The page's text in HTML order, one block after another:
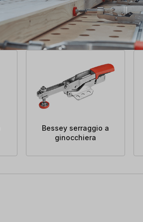
Bessey serraggio a
ginocchiera